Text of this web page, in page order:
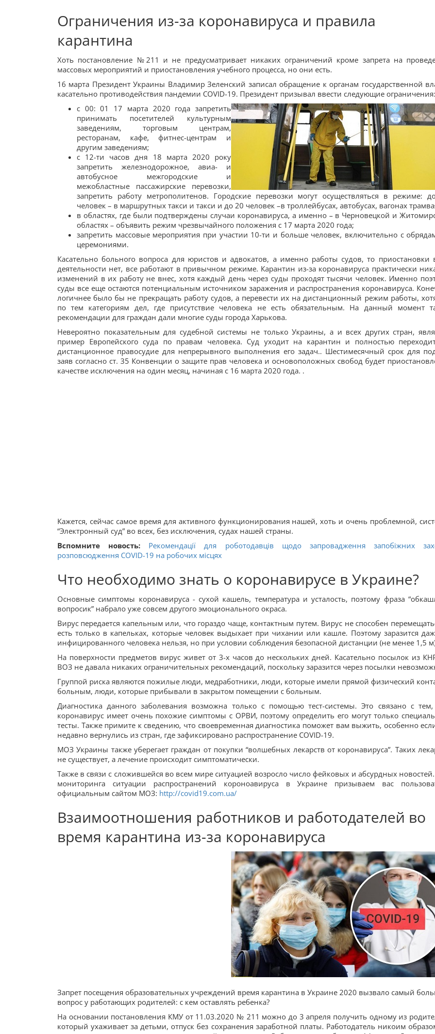
Ограничения из-за коронавируса и правила
карантина
Хоть постановление №211 и не предусматривает никаких ограничений кроме запрета на
массовых мероприятий и приостановления учебного процесса, но они есть.
16 марта Президент Украины Владимир Зеленский записал обращение к органам государственной
касательно противодействия пандемии COVID-19. Президент призывал ввести следующие ограничения:
с 00: 01 17 марта 2020 года запретить
принимать посетителей культурным
заведениям, торговым центрам,
ресторанам, кафе, фитнес-центрам и
другим заведениям;
с 12-ти часов дня 18 марта 2020 року
запретить железнодорожное, авиа- и
автобусное межгородские и
межобластные пассажирские перевозки,
запретить работу метрополитенов. Городские перевозки могут осуществляться в режиме:
человек – в маршрутных такси и такси и до 20 человек –в троллейбусах, автобусах, вагонах
в областях, где были подтверждены случаи коронавируса, а именно – в Черновецкой и
областях – объявить режим чрезвычайного положения с 17 марта 2020 года;
запретить массовые мероприятия при участии 10-ти и больше человек, включительно с
церемониями.
Касательно больного вопроса для юристов и адвокатов, а именно работы судов, то приостановки
деятельности нет, все работают в привычном режиме. Карантин из-за коронавируса практически
изменений в их работу не внес, хотя каждый день через суды проходят тысячи человек. Именно
суды все еще остаются потенциальным источником заражения и распространения коронавируса.
логичнее было бы не прекращать работу судов, а перевести их на дистанционный режим работы,
по тем категориям дел, где присутствие человека не есть обязательным. На данный момент
рекомендации для граждан дали многие суды города Харькова.
Невероятно показательным для судебной системы не только Украины, а и всех других стран,
пример Европейского суда по правам человека. Суд уходит на карантин и полностью
дистанционное правосудие для непрерывного выполнения его задач.. Шестимесячный срок для
заяв согласно ст. 35 Конвенции о защите прав человека и основоположных свобод будет
качестве исключения на один месяц, начиная с 16 марта 2020 года. .
Кажется, сейчас самое время для активного функционирования нашей, хоть и очень проблемной,
“Электронный суд” во всех, без исключения, судах нашей страны.
Вспомните новость: Рекомендації для роботодавців щодо запровадження запобіжних
розповсюдження COVID-19 на робочих місцях
Что необходимо знать о коронавирусе в Украине?
Основные симптомы коронавируса - сухой кашель, температура и усталость, поэтому фраза
вопросик” набрало уже совсем другого эмоционального окраса.
Вирус передается капельным или, что гораздо чаще, контактным путем. Вирус не способен
есть только в капельках, которые человек выдыхает при чихании или кашле. Поэтому заразится
инфицированного человека нельзя, но при условии соблюдения безопасной дистанции (не менее 1,5
На поверхности предметов вирус живет от 3-х часов до нескольких дней. Касательно посылок из
ВОЗ не давала никаких ограничительных рекомендаций, поскольку заразится через посылки
Группой риска являются пожилые люди, медработники, люди, которые имели прямой физический
больным, люди, которые прибывали в закрытом помещении с больным.
Диагностика данного заболевания возможна только с помощью тест-системы. Это связано с
коронавирус имеет очень похожие симптомы с ОРВИ, поэтому определить его могут только
тесты. Также примите к сведению, что своевременная диагностика поможет вам выжить, особенно
недавно вернулись из стран, где зафиксировано распространение COVID-19.
МОЗ Украины также уберегает граждан от покупки “волшебных лекарств от коронавируса”. Таких
не существует, а лечение происходит симптоматически.
Также в связи с сложившейся во всем мире ситуацией возросло число фейковых и абсурдных
мониторинга ситуации распространений короноавируса в Украине призываем вас
официальным сайтом МОЗ: http://covid19.com.ua/
Взаимоотношения работников и работодателей во
время карантина из-за коронавируса
Запрет посещения образовательных учреждений время карантина в Украине 2020 вызвало самый
вопрос у работающих родителей: с кем оставлять ребенка?
На основании постановления КМУ от 11.03.2020 № 211 можно до 3 апреля получить одному из
который ухаживает за детьми, отпуск без сохранения заработной платы. Работодатель никоим